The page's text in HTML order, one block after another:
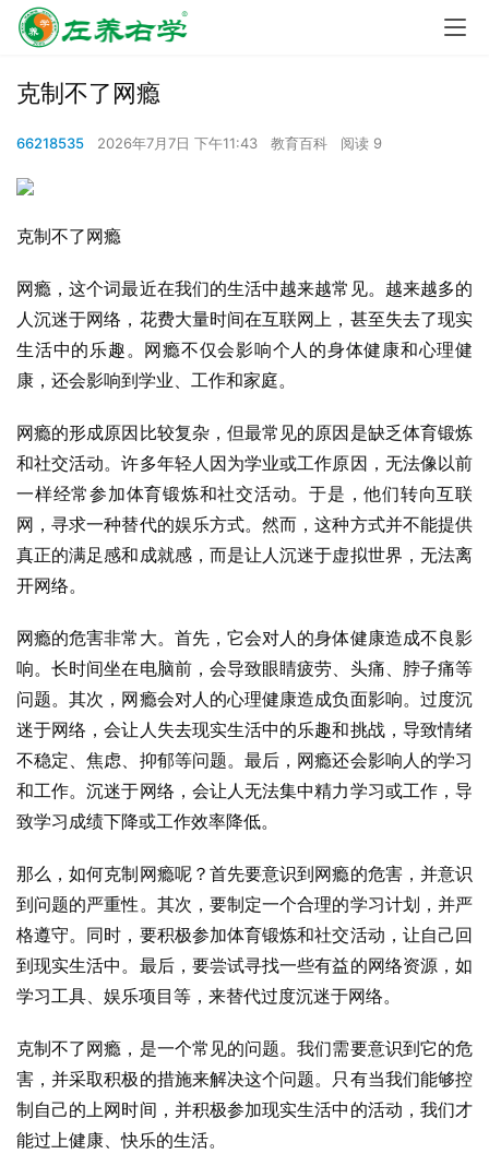
克制不了网瘾
66218535 2026年7月7日 下午11:43 教育百科 阅读 9
克制不了网瘾
网瘾，这个词最近在我们的生活中越来越常见。越来越多的
人沉迷于网络，花费大量时间在互联网上，甚至失去了现实
生活中的乐趣。网瘾不仅会影响个人的身体健康和心理健
康，还会影响到学业、工作和家庭。
网瘾的形成原因比较复杂，但最常见的原因是缺乏体育锻炼
和社交活动。许多年轻人因为学业或工作原因，无法像以前
一样经常参加体育锻炼和社交活动。于是，他们转向互联
网，寻求一种替代的娱乐方式。然而，这种方式并不能提供
真正的满足感和成就感，而是让人沉迷于虚拟世界，无法离
开网络。
网瘾的危害非常大。首先，它会对人的身体健康造成不良影
响。长时间坐在电脑前，会导致眼睛疲劳、头痛、脖子痛等
问题。其次，网瘾会对人的心理健康造成负面影响。过度沉
迷于网络，会让人失去现实生活中的乐趣和挑战，导致情绪
不稳定、焦虑、抑郁等问题。最后，网瘾还会影响人的学习
和工作。沉迷于网络，会让人无法集中精力学习或工作，导
致学习成绩下降或工作效率降低。
那么，如何克制网瘾呢？首先要意识到网瘾的危害，并意识
到问题的严重性。其次，要制定一个合理的学习计划，并严
格遵守。同时，要积极参加体育锻炼和社交活动，让自己回
到现实生活中。最后，要尝试寻找一些有益的网络资源，如
学习工具、娱乐项目等，来替代过度沉迷于网络。
克制不了网瘾，是一个常见的问题。我们需要意识到它的危
害，并采取积极的措施来解决这个问题。只有当我们能够控
制自己的上网时间，并积极参加现实生活中的活动，我们才
能过上健康、快乐的生活。